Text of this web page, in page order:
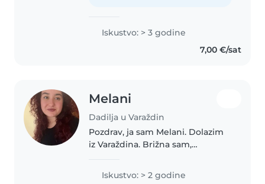
Iskustvo: > 3 godine
7,00 €/sat
Melani
Dadilja u Varaždin
Pozdrav, ja sam Melani. Dolazim
iz Varaždina. Brižna sam,
me obozavaju. Javi se ako trebaš
čuvanje!🙂
Iskustvo: > 2 godine